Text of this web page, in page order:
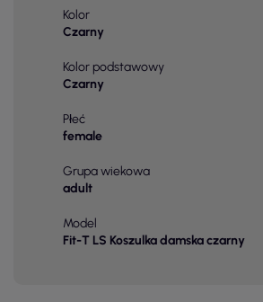
Kolor
Czarny
Kolor podstawowy
Czarny
Płeć
female
Grupa wiekowa
adult
Model
Fit-T LS Koszulka damska czarny